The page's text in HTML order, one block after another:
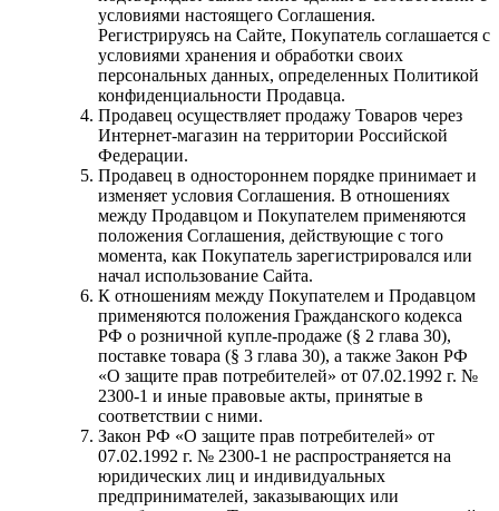
условиями настоящего Соглашения.
Регистрируясь на Сайте, Покупатель соглашается с
условиями хранения и обработки своих
персональных данных, определенных Политикой
конфиденциальности Продавца.
Продавец осуществляет продажу Товаров через
Интернет-магазин на территории Российской
Федерации.
Продавец в одностороннем порядке принимает и
изменяет условия Соглашения. В отношениях
между Продавцом и Покупателем применяются
положения Соглашения, действующие с того
момента, как Покупатель зарегистрировался или
начал использование Сайта.
К отношениям между Покупателем и Продавцом
применяются положения Гражданского кодекса
РФ о розничной купле-продаже (§ 2 глава 30),
поставке товара (§ 3 глава 30), а также Закон РФ
«О защите прав потребителей» от 07.02.1992 г. №
2300-1 и иные правовые акты, принятые в
соответствии с ними.
Закон РФ «О защите прав потребителей» от
07.02.1992 г. № 2300-1 не распространяется на
юридических лиц и индивидуальных
предпринимателей, заказывающих или